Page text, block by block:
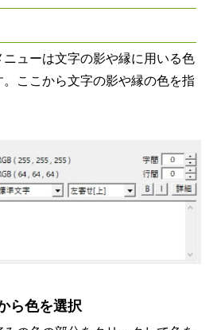
ニューは文字の影や縁に用いる色
ここから文字の影や縁の色を指
ら色を選択